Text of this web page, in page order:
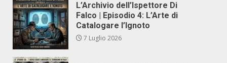
L’Archivio dell’Ispettore Di
Falco | Episodio 4: L’Arte di
Catalogare l’Ignoto
7 Luglio 2026